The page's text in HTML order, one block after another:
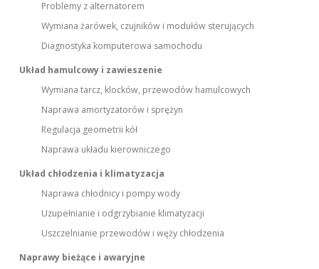
Problemy z alternatorem
Wymiana żarówek, czujników i modułów sterujących
Diagnostyka komputerowa samochodu
Układ hamulcowy i zawieszenie
Wymiana tarcz, klocków, przewodów hamulcowych
Naprawa amortyzatorów i sprężyn
Regulacja geometrii kół
Naprawa układu kierowniczego
Układ chłodzenia i klimatyzacja
Naprawa chłodnicy i pompy wody
Uzupełnianie i odgrzybianie klimatyzacji
Uszczelnianie przewodów i węży chłodzenia
Naprawy bieżące i awaryjne